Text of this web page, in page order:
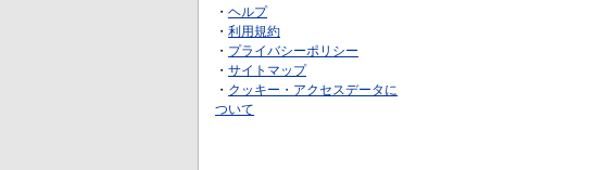
・ ヘルプ
・ 利用規約
・ プライバシーポリシー
・ サイトマップ
・ クッキー・アクセスデータに
ついて